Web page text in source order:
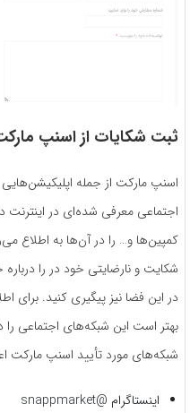
ثبت شکایات از اسنپ
اسنپ مارکت از جمله
اجتماعی معرفی شده‌ای در اینترنت
کمپین‌ها و… را در آن‌ها به اطلاع
شکایت و نارضایتی خود در را
در این فضا نیز پیگیری کنید. برای
بهتر است این شبکه‌های اجتماعی را
شبکه‌های مورد تأیید اسنپ مارکت
اینستاگرام @snappmarket